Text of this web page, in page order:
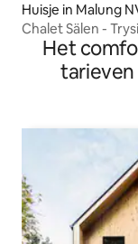
Huisje in Malung
Chalet Sälen -
Het